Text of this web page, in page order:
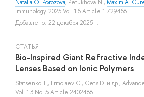
Natalia O. Porozova, Petukhova N., Maxim A.
Immunology 2025 Vol. 16 Article 1729468
Добавлено: 22 декабря 2025 г.
СТАТЬЯ
Bio-Inspired Giant Refractive
Lenses Based on Ionic Polymers
Statsenko T., Ermolaev G., Gets D. и др.,
Vol. 13 No. 5 Article 2402488